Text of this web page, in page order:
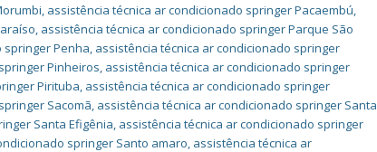
, assistência técnica ar condicionado springer Pacaembú,
, assistência técnica ar condicionado springer Parque São
springer Penha, assistência técnica ar condicionado springer
Pinheiros, assistência técnica ar condicionado springer
Pirituba, assistência técnica ar condicionado springer
Sacomã, assistência técnica ar condicionado springer Santa
Santa Efigênia, assistência técnica ar condicionado springer
springer Santo amaro, assistência técnica ar